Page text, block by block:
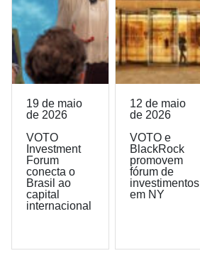
19 de maio
de 2026
VOTO
Investment
Forum
conecta o
Brasil ao
capital
internacional
12 de maio
de 2026
VOTO e
BlackRock
promovem
fórum de
investimentos
em NY